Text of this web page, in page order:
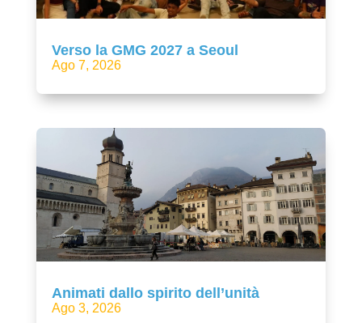
Verso la GMG 2027 a Seoul
Ago 7, 2026
Animati dallo spirito dell’unità
Ago 3, 2026